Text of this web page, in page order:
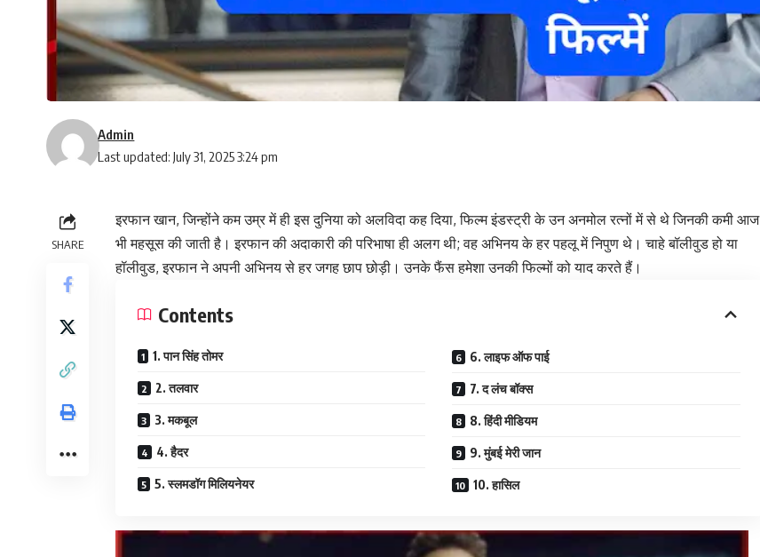
Last updated: July 31, 2025 3:24 pm
Admin
SHARE
इरफान खान, जिन्होंने कम उम्र में ही इस दुनिया को अलविदा कह दिया, फिल्म इंडस्ट्री के उन अनमोल रत्नों में से थे जिनकी कमी आज
भी महसूस की जाती है। इरफान की अदाकारी की परिभाषा ही अलग थी; वह अभिनय के हर पहलू में निपुण थे। चाहे बॉलीवुड हो या
हॉलीवुड, इरफान ने अपनी अभिनय से हर जगह छाप छोड़ी। उनके फैंस हमेशा उनकी फिल्मों को याद करते हैं।
Contents
1. पान सिंह तोमर
2. तलवार
3. मकबूल
4. हैदर
5. स्लमडॉग मिलियनेयर
6. लाइफ ऑफ पाई
7. द लंच बॉक्स
8. हिंदी मीडियम
9. मुंबई मेरी जान
10. हासिल